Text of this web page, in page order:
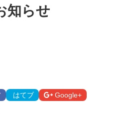
知らせ
はてブ
Google+